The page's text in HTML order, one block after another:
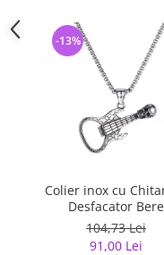
Colier inox cu
Desfacator Bere
104,73 Lei
91,00 Lei
-13%